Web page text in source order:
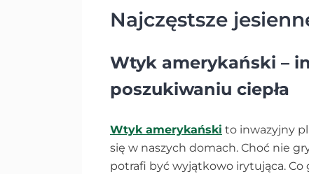
Najczęstsze
Wtyk amerykański –
poszukiwaniu ciepła
Wtyk amerykański to inwazyjny
się w naszych domach. Choć nie
potrafi być wyjątkowo irytująca. Co